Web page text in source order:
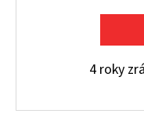
4 roky